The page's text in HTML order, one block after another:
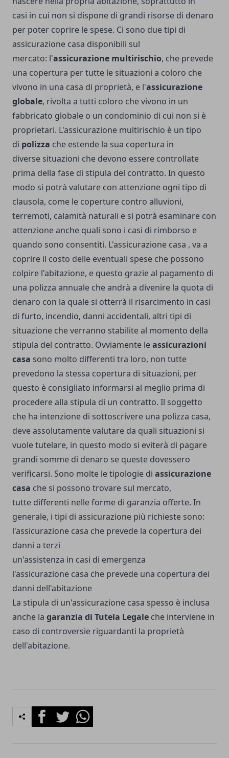
casi in cui non si dispone di grandi risorse di denaro
per poter coprire le spese. Ci sono due tipi di
assicurazione casa disponibili sul
mercato: l'assicurazione multirischio, che prevede
una copertura per tutte le situazioni a coloro che
vivono in una casa di proprietà, e l'assicurazione
globale, rivolta a tutti coloro che vivono in un
fabbricato globale o un condominio di cui non si è
proprietari. L'assicurazione multirischio è un tipo
di polizza che estende la sua copertura in
diverse situazioni che devono essere controllate
prima della fase di stipula del contratto. In questo
modo si potrà valutare con attenzione ogni tipo di
clausola, come le coperture contro alluvioni,
terremoti, calamità naturali e si potrà esaminare con
attenzione anche quali sono i casi di rimborso e
quando sono consentiti. L'assicurazione casa , va a
coprire il costo delle eventuali spese che possono
colpire l'abitazione, e questo grazie al pagamento di
una polizza annuale che andrà a divenire la quota di
denaro con la quale si otterrà il risarcimento in casi
di furto, incendio, danni accidentali, altri tipi di
situazione che verranno stabilite al momento della
stipula del contratto. Ovviamente leassicurazioni
casa sono molto differenti tra loro, non tutte
prevedono la stessa copertura di situazioni, per
questo è consigliato informarsi al meglio prima di
procedere alla stipula di un contratto. Il soggetto
che ha intenzione di sottoscrivere una polizza casa,
deve assolutamente valutare da quali situazioni si
vuole tutelare, in questo modo si eviterà di pagare
grandi somme di denaro se queste dovessero
verificarsi. Sono molte le tipologie di assicurazione
casa che si possono trovare sul mercato,
tutte differenti nelle forme di garanzia offerte. In
generale, i tipi di assicurazione più richieste sono:
l'assicurazione casa che prevede la copertura dei
danni a terzi
un'assistenza in casi di emergenza
l'assicurazione casa che prevede una copertura dei
danni dell'abitazione
La stipula di un'assicurazione casa spesso è inclusa
anche la garanzia di Tutela Legale che interviene in
caso di controversie riguardanti la proprietà
dell'abitazione.
FacebookTwitterWhatsapp